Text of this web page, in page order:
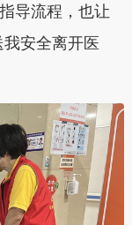
导流程，也让
安全离开医